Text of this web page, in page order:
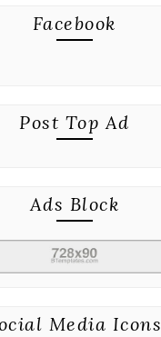
Facebook
Post Top Ad
Ads Block
Media Icons